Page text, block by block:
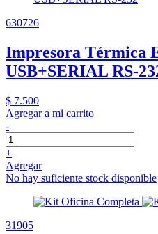
630726
Impresora Térmica
USB+SERIAL RS-
$ 7.500
Agregar a mi carrito
-
+
Agregar
No hay suficiente stock disponible
31905